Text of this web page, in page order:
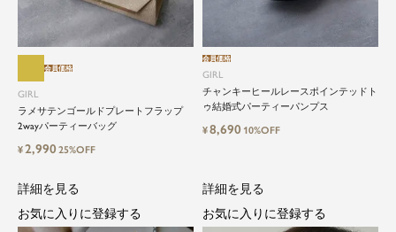
特別な日だけではもったいない...もっ
ドレスは女性にとって永遠のファッションアイテ
ム。クローゼットに一着は用意しておきたいもの
close
GIRL
ラメサテンゴールドプレートフラップ
2wayパーティーバッグ
会員価格
¥2,99025%OFF
GIRL
チャンキーヒールレースポインテッドト
ゥ結婚式パーティーパンプス
会員価格
¥8,690 10%OFF
詳細を見る
お気に入りに登録する
詳細を見る
お気に入りに登録する